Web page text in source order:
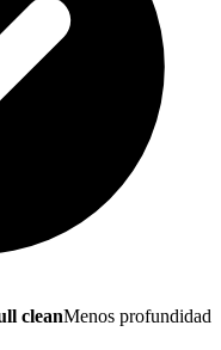
cleanMenos profundidad